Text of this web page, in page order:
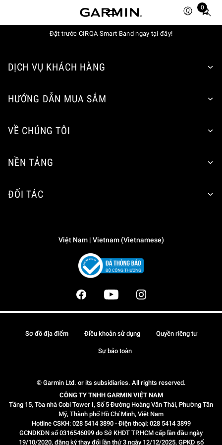
0
Total
items
Đặt trước CIRQA Smart Band ngay tại đây!
DỊCH VỤ KHÁCH HÀNG
HƯỚNG DẪN MUA SẮM
VỀ CHÚNG TÔI
NỀN TẢNG
ĐỐI TÁC
Việt Nam | Vietnam (Vietnamese)
© Garmin Ltd. or its subsidiaries. All rights reserved.
CÔNG TY TNHH GARMIN VIỆT NAM
Tầng 15, Tòa nhà Cobi Tower I, Số 5 Đường Hoàng Văn Thái, Phường Tân
Mỹ, Thành phố Hồ Chí Minh, Việt Nam
Hotline CSKH: 028 5414 3890 - Điện thoại: 028 5414 3899
GCNDKDN số 0316546099 do Sở KHDT TP.HCM cấp lần đầu ngày
19/10/2020, đăng ký thay đổi lần thứ 3 ngày 12/12/2025, GPKD số
Sơ đồ địa điểm Điều khoản sử dụng Quyền riêng tư
Sự bảo toàn